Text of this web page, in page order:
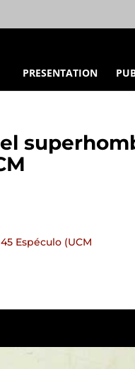
PRESENTATION
Espéculo (UCM